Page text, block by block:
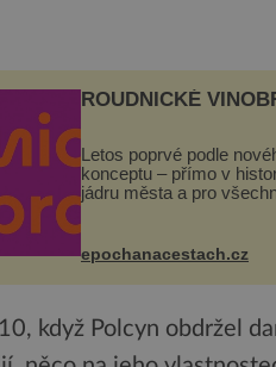
ROUDNICKÉ
Letos poprvé podle
konceptu – přímo v
jádru města a pro
Husově náměstí.
se mohou těšit na víno,
pes...
epochanacestach.cz
když Polcyn obdržel